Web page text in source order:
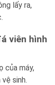
lấy ra,
viên hình
của máy,
sinh.